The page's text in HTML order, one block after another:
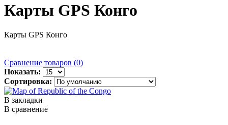
Карты GPS Конго
Карты GPS Конго
Сравнение товаров (0)
Показать:
Сортировка:
В закладки
В сравнение